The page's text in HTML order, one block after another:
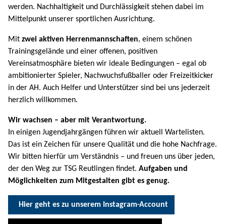
werden. Nachhaltigkeit und Durchlässigkeit stehen dabei im
Mittelpunkt unserer sportlichen Ausrichtung.
Mit zwei aktiven Herrenmannschaften, einem schönen
Trainingsgelände und einer offenen, positiven
Vereinsatmosphäre bieten wir ideale Bedingungen – egal ob
ambitionierter Spieler, Nachwuchsfußballer oder Freizeitkicker
in der AH. Auch Helfer und Unterstützer sind bei uns jederzeit
herzlich willkommen.
Wir wachsen – aber mit Verantwortung.
In einigen Jugendjahrgängen führen wir aktuell Wartelisten.
Das ist ein Zeichen für unsere Qualität und die hohe Nachfrage.
Wir bitten hierfür um Verständnis – und freuen uns über jeden,
der den Weg zur TSG Reutlingen findet. Aufgaben und
Möglichkeiten zum Mitgestalten gibt es genug.
Hier geht es zu unserem Instagram-Account